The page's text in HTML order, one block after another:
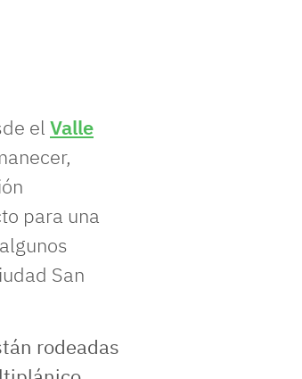
el Valle
para una
San